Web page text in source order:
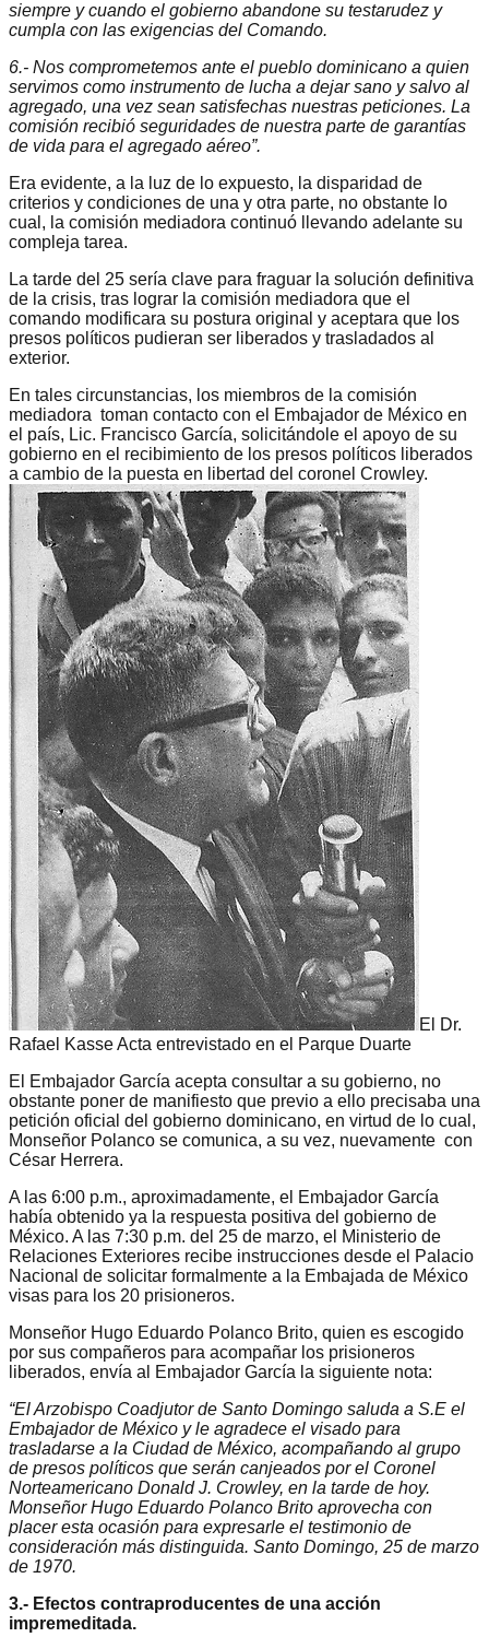
siempre y cuando el gobierno abandone su testarudez y
cumpla con las exigencias del Comando.
6.- Nos comprometemos ante el pueblo dominicano a quien
servimos como instrumento de lucha a dejar sano y salvo al
agregado, una vez sean satisfechas nuestras peticiones. La
comisión recibió seguridades de nuestra parte de garantías
de vida para el agregado aéreo”.
Era evidente, a la luz de lo expuesto, la disparidad de
criterios y condiciones de una y otra parte, no obstante lo
cual, la comisión mediadora continuó llevando adelante su
compleja tarea.
La tarde del 25 sería clave para fraguar la solución definitiva
de la crisis, tras lograr la comisión mediadora que el
comando modificara su postura original y aceptara que los
presos políticos pudieran ser liberados y trasladados al
exterior.
En tales circunstancias, los miembros de la comisión
mediadora toman contacto con el Embajador de México en
el país, Lic. Francisco García, solicitándole el apoyo de su
gobierno en el recibimiento de los presos políticos liberados
a cambio de la puesta en libertad del coronel Crowley.
El Dr.
Rafael Kasse Acta entrevistado en el Parque Duarte
El Embajador García acepta consultar a su gobierno, no
obstante poner de manifiesto que previo a ello precisaba una
petición oficial del gobierno dominicano, en virtud de lo cual,
Monseñor Polanco se comunica, a su vez, nuevamente con
César Herrera.
A las 6:00 p.m., aproximadamente, el Embajador García
había obtenido ya la respuesta positiva del gobierno de
México. A las 7:30 p.m. del 25 de marzo, el Ministerio de
Relaciones Exteriores recibe instrucciones desde el Palacio
Nacional de solicitar formalmente a la Embajada de México
visas para los 20 prisioneros.
Monseñor Hugo Eduardo Polanco Brito, quien es escogido
por sus compañeros para acompañar los prisioneros
liberados, envía al Embajador García la siguiente nota:
“El Arzobispo Coadjutor de Santo Domingo saluda a S.E el
Embajador de México y le agradece el visado para
trasladarse a la Ciudad de México, acompañando al grupo
de presos políticos que serán canjeados por el Coronel
Norteamericano Donald J. Crowley, en la tarde de hoy.
Monseñor Hugo Eduardo Polanco Brito aprovecha con
placer esta ocasión para expresarle el testimonio de
consideración más distinguida. Santo Domingo, 25 de marzo
de 1970.
3.- Efectos contraproducentes de una acción
impremeditada.